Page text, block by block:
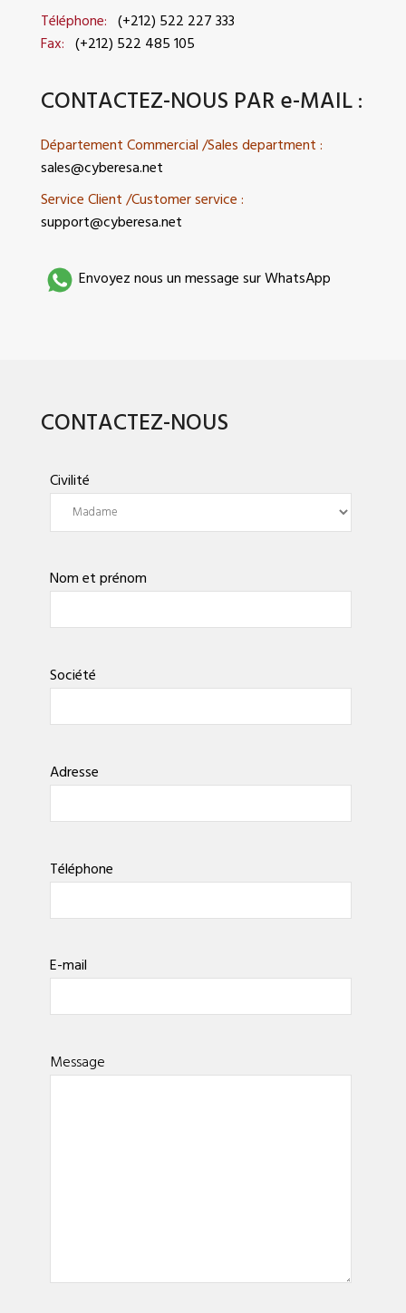
Téléphone: (+212) 522 227 333
Fax: (+212) 522 485 105
CONTACTEZ-NOUS PAR e-MAIL :
Département Commercial /Sales department :
sales@cyberesa.net
Service Client /Customer service:
support@cyberesa.net
Envoyez nous un message sur WhatsApp
CONTACTEZ-NOUS
Civilité
Nom et prénom
Société
Adresse
Téléphone
E-mail
Message